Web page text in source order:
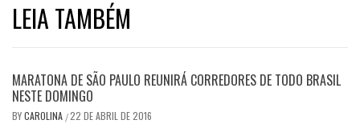
LEIA TAMBÉM
MARATONA DE SÃO PAULO REUNIRÁ CORREDORES DE TODO BRASIL
NESTE DOMINGO
BYCAROLINA /22 DE ABRIL DE 2016